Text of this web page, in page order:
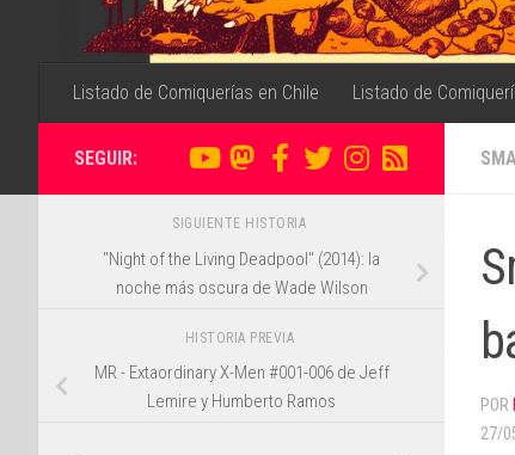
Listado de Comiquerías en Chile Listado de
POR
27/
SEGUIR:
SIGUIENTE HISTORIA
"Night of the Living Deadpool" (2014): la
noche más oscura de Wade Wilson
HISTORIA PREVIA
MR - Extaordinary X-Men #001-006 de Jeff
Lemire y Humberto Ramos